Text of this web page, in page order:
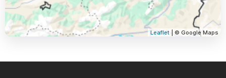
Leaflet | © Google Maps